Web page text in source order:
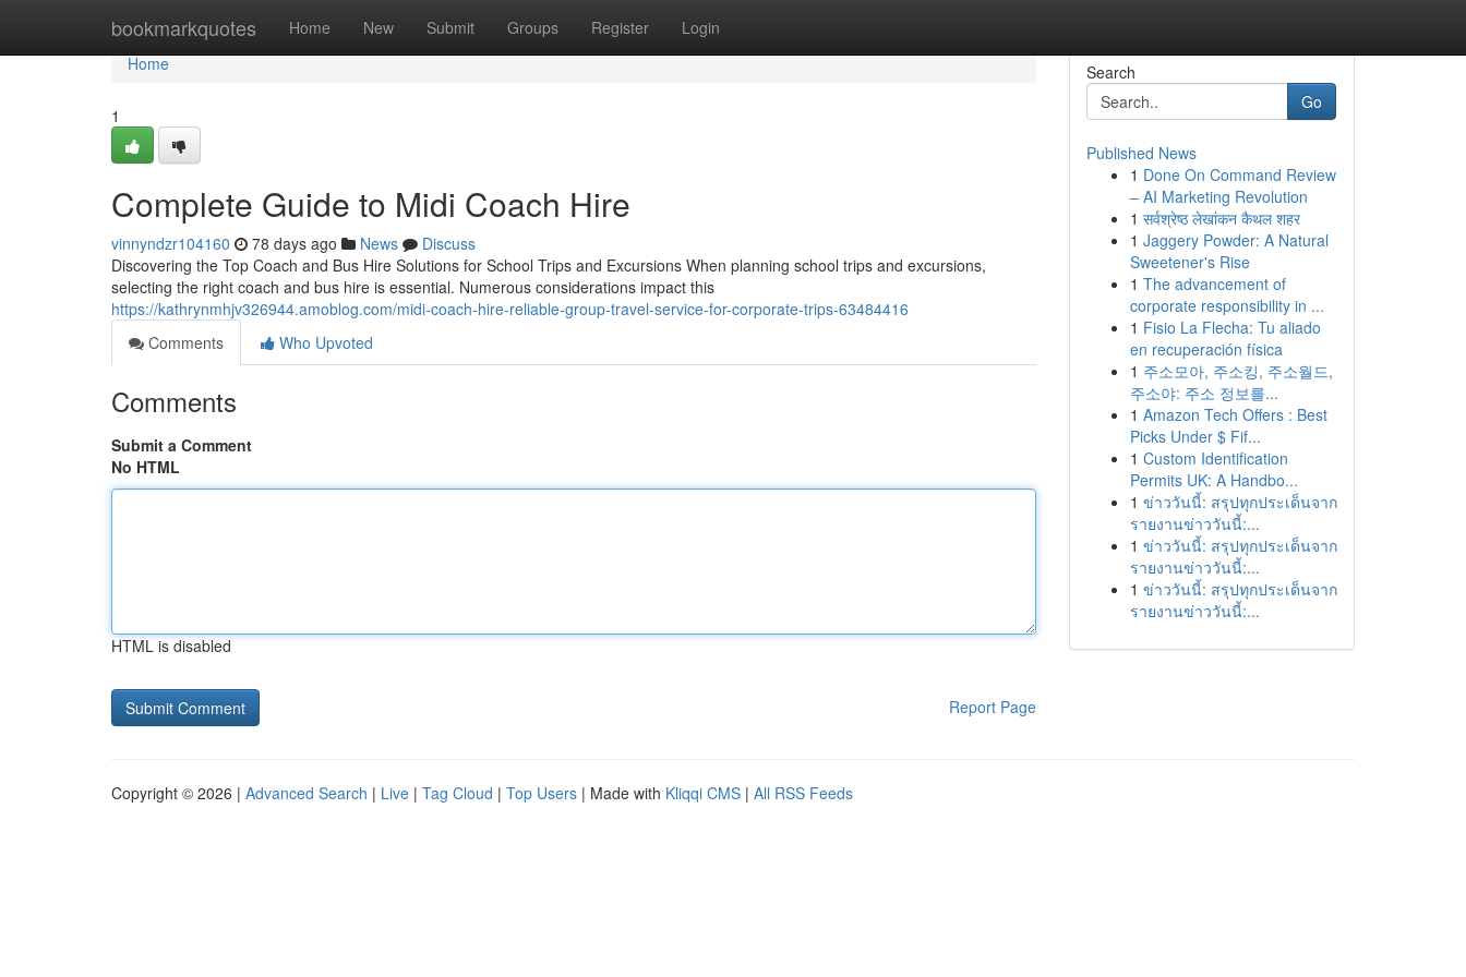
bookmarkquotes Home New Submit Groups Register Login
Home
Home
1
Complete Guide to Midi Coach Hire
vinnyndzr104160 78 days ago News
Discuss
Discovering the Top Coach and Bus Hire Solutions for School Trips and Excursions When planning school trips and excursions,
selecting the right coach and bus hire is essential. Numerous considerations impact this
https://kathrynmhjv326944.amoblog.com/midi-coach-hire-reliable-group-travel-service-for-corporate-trips-63484416
Comments
Who Upvoted
Comments
Submit a Comment
No HTML
HTML is disabled
Report Page
Search
Go
Published News
1 Done On Command Review
– AI Marketing Revolution
1 सर्वश्रेष्ठ लेखांकन कैथल शहर
1 Jaggery Powder: A Natural
Sweetener's Rise
1 The advancement of
corporate responsibility in ...
1 Fisio La Flecha: Tu aliado
en recuperación física
1 주소모아, 주소킹, 주소월드,
주소야: 주소 정보를...
1 Amazon Tech Offers : Best
Picks Under $ Fif...
1 Custom Identification
Permits UK: A Handbo...
1 ข่าววันนี้: สรุปทุกประเด็นจาก
รายงานข่าววันนี้:...
1 ข่าววันนี้: สรุปทุกประเด็นจาก
รายงานข่าววันนี้:...
1 ข่าววันนี้: สรุปทุกประเด็นจาก
รายงานข่าววันนี้:...
Copyright © 2026 | Advanced Search | Live | Tag Cloud | Top Users | Made with Kliqqi CMS | All RSS Feeds